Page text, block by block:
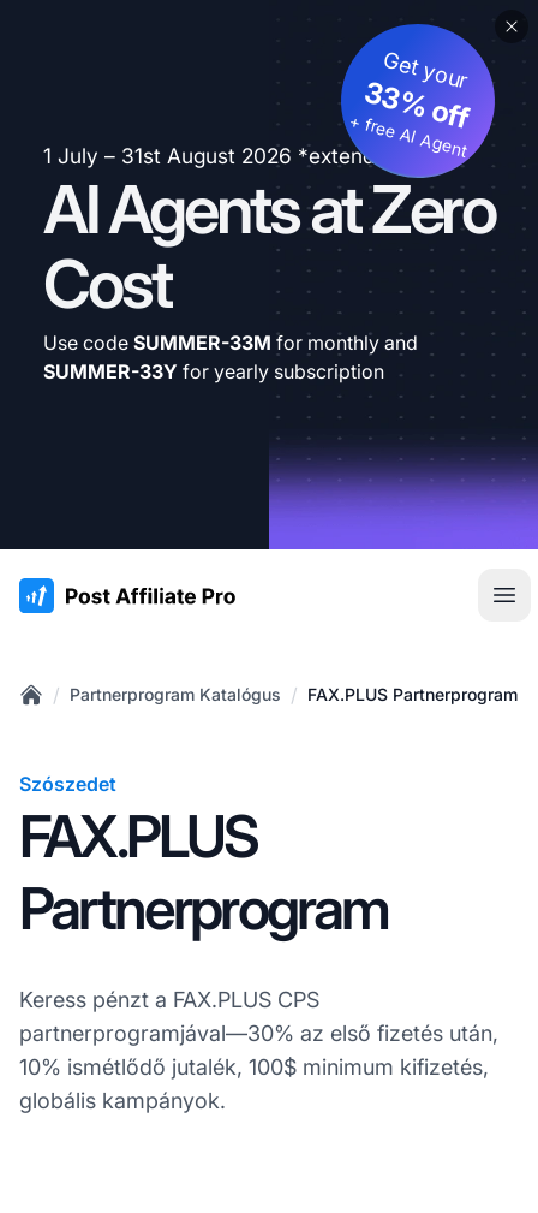
1 July – 31st August 2026 *extended
AI Agents at Zero
Cost
Get your
33% off
+ free AI Agent
Use code SUMMER-33M for monthly and
SUMMER-33Y for yearly subscription
:site.title
/ Partnerprogram Katalógus / FAX.PLUS Partnerprogram
Szószedet
FAX.PLUS
Partnerprogram
Keress pénzt a FAX.PLUS CPS
partnerprogramjával—30% az első fizetés után,
10% ismétlődő jutalék, 100$ minimum kifizetés,
globális kampányok.